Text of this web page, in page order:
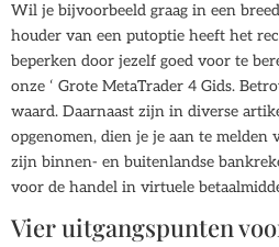
Wil je bijvoorbeeld graag in een
houder van een putoptie heeft het
beperken door jezelf goed voor te
onze ‘ Grote MetaTrader 4 Gids.
waard. Daarnaast zijn in diverse
opgenomen, dien je je aan te
zijn binnen- en buitenlandse
voor de handel in virtuele
Vier uitgangspunten